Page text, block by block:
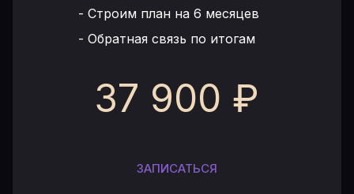
- Строим план на 6 месяцев
- Обратная связь по итогам
37 900 ₽
ЗАПИСАТЬСЯ